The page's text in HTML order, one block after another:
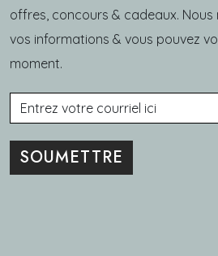
offres, concours & cadeaux.
vos informations & vous pouvez
moment.
Courriel